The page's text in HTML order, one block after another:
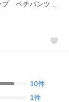
10件
1件